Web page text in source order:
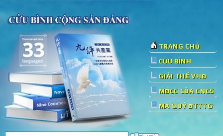
TRANG CHỦ
CỬU BÌNH
GIẢI THỂ VHĐ
MĐCC CỦA CNCS
MA QUỶ ĐTTTG